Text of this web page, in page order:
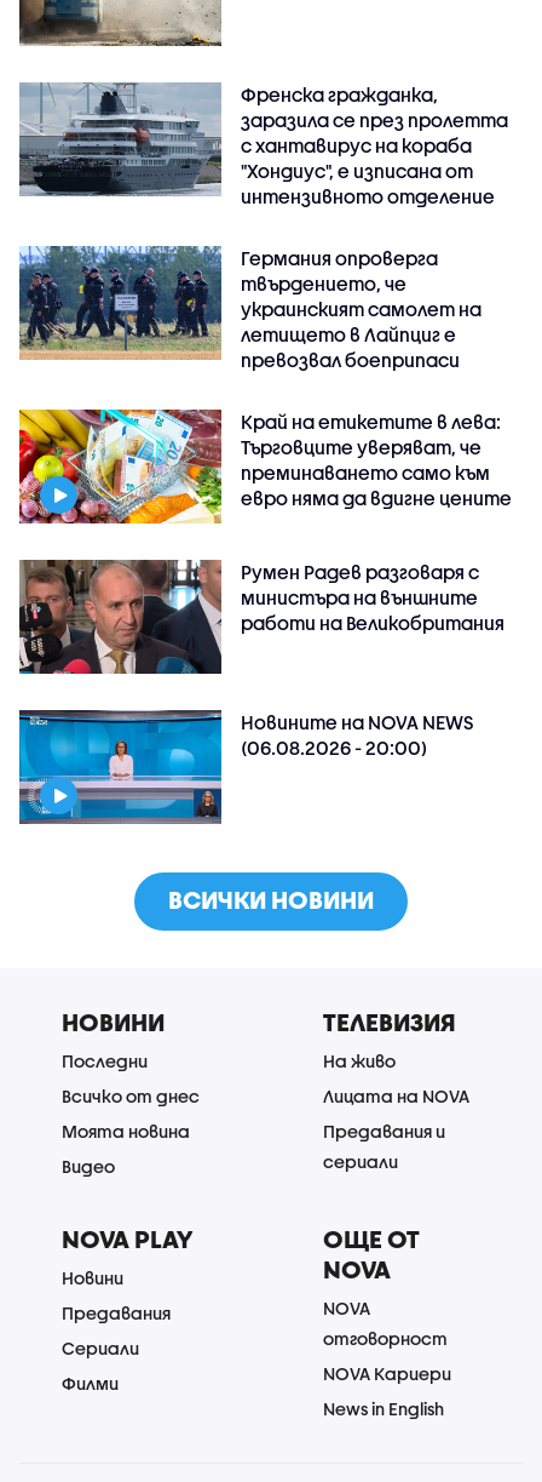
Френска гражданка,
заразила се през пролетта
с хантавирус на кораба
"Хондиус", е изписана от
интензивното отделение
Германия опроверга
твърдението, че
украинският самолет на
летището в Лайпциг е
превозвал боеприпаси
Край на етикетите в лева:
Търговците уверяват, че
преминаването само към
евро няма да вдигне цените
Румен Радев разговаря с
министъра на външните
работи на Великобритания
Новините на NOVA NEWS
(06.08.2026 - 20:00)
ВСИЧКИ НОВИНИ
НОВИНИ
Последни
Всичко от днес
Моята новина
Видео
ТЕЛЕВИЗИЯ
На живо
Лицата на NOVA
Предавания и
сериали
NOVA PLAY
Новини
Предавания
Сериали
Филми
ОЩЕ ОТ
NOVA
NOVA
отговорност
NOVA Кариери
News in English